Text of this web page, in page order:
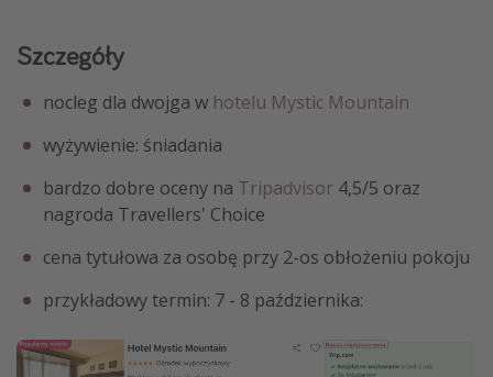
Szczegóły
nocleg dla dwojga w hotelu Mystic Mountain
wyżywienie: śniadania
bardzo dobre oceny na Tripadvisor 4,5/5 oraz
nagroda Travellers' Choice
cena tytułowa za osobę przy 2-os obłożeniu pokoju
przykładowy termin: 7 - 8 października: